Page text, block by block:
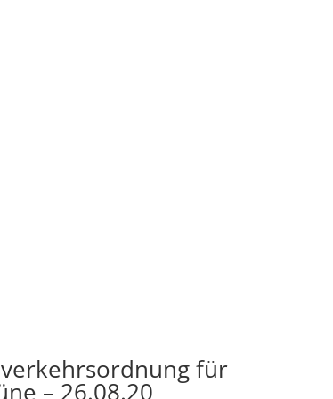
für
– 26.08.20